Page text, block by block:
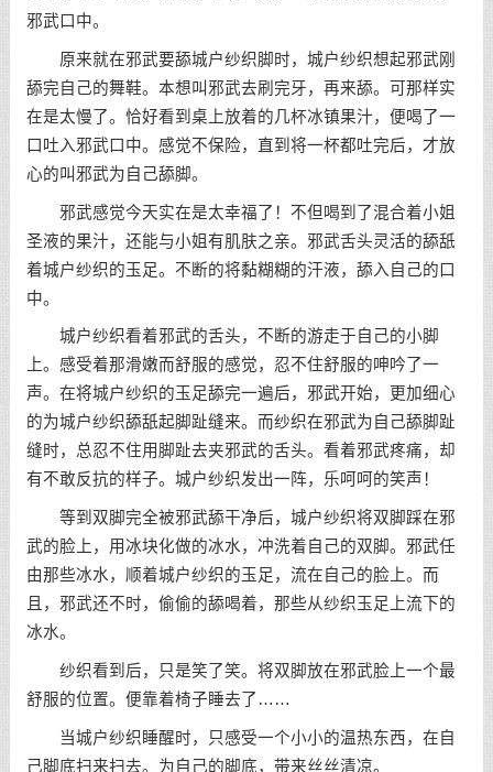
邪武口中。
原来就在邪武要舔城户纱织脚时，城户纱织想起邪武刚
舔完自己的舞鞋。本想叫邪武去刷完牙，再来舔。可那样实
在是太慢了。恰好看到桌上放着的几杯冰镇果汁，便喝了一
口吐入邪武口中。感觉不保险，直到将一杯都吐完后，才放
心的叫邪武为自己舔脚。
邪武感觉今天实在是太幸福了！不但喝到了混合着小姐
圣液的果汁，还能与小姐有肌肤之亲。邪武舌头灵活的舔舐
着城户纱织的玉足。不断的将黏糊糊的汗液，舔入自己的口
中。
城户纱织看着邪武的舌头，不断的游走于自己的小脚
上。感受着那滑嫩而舒服的感觉，忍不住舒服的呻吟了一
声。在将城户纱织的玉足舔完一遍后，邪武开始，更加细心
的为城户纱织舔舐起脚趾缝来。而纱织在邪武为自己舔脚趾
缝时，总忍不住用脚趾去夹邪武的舌头。看着邪武疼痛，却
有不敢反抗的样子。城户纱织发出一阵，乐呵呵的笑声！
等到双脚完全被邪武舔干净后，城户纱织将双脚踩在邪
武的脸上，用冰块化做的冰水，冲洗着自己的双脚。邪武任
由那些冰水，顺着城户纱织的玉足，流在自己的脸上。而
且，邪武还不时，偷偷的舔喝着，那些从纱织玉足上流下的
冰水。
纱织看到后，只是笑了笑。将双脚放在邪武脸上一个最
舒服的位置。便靠着椅子睡去了……
当城户纱织睡醒时，只感受一个小小的温热东西，在自
己脚底扫来扫去。为自己的脚底，带来丝丝清凉。